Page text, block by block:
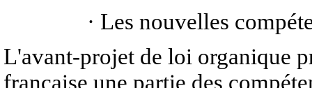
· Les nouvelles
L'avant-projet de loi organique
française une partie des